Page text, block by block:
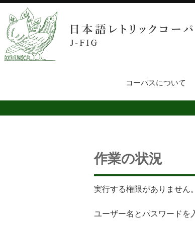
コーパスについて
作業の状況
実行する権限がありません。
ユーザー名とパスワードを